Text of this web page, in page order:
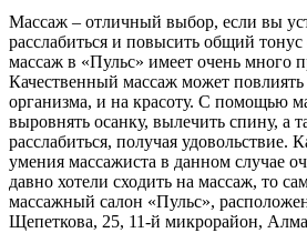
Массаж – отличный выбор, если вы
расслабиться и повысить общий тонус
массаж в «Пульс» имеет очень много
Качественный массаж может повлиять
организма, и на красоту. С помощью
выровнять осанку, вылечить спину, а
расслабиться, получая удовольствие.
умения массажиста в данном случае
давно хотели сходить на массаж, то
массажный салон «Пульс»,
Щепеткова, 25, 11-й микрорайон,